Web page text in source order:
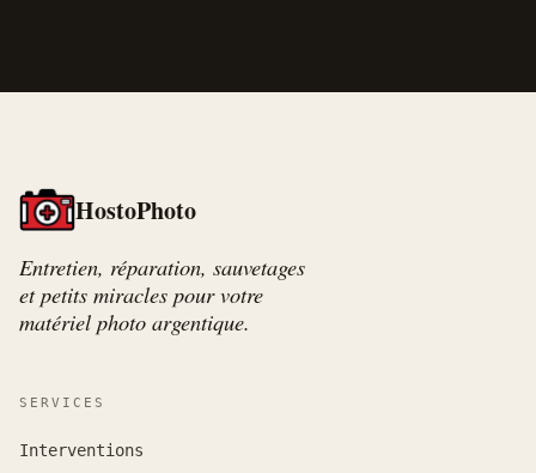
HostoPhoto
Entretien, réparation, sauvetages
et petits miracles pour votre
matériel photo argentique.
SERVICES
Interventions